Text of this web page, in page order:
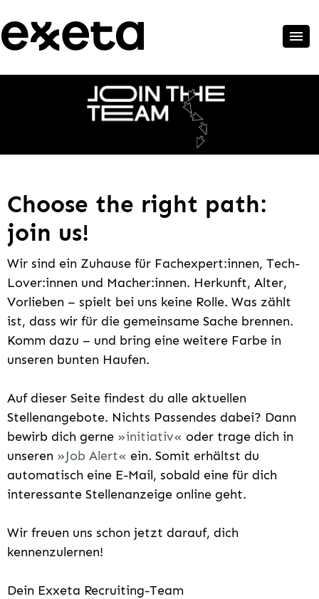
Choose the right path:
join us!
Wir sind ein Zuhause für Fachexpert:innen, Tech-
Lover:innen und Macher:innen. Herkunft, Alter,
Vorlieben – spielt bei uns keine Rolle. Was zählt
ist, dass wir für die gemeinsame Sache brennen.
Komm dazu – und bring eine weitere Farbe in
unseren bunten Haufen.
Auf dieser Seite findest du alle aktuellen
Stellenangebote. Nichts Passendes dabei? Dann
bewirb dich gerne
initiativ
oder trage dich in
unseren
Job Alert
ein. Somit erhältst du
automatisch eine E-Mail, sobald eine für dich
interessante Stellenanzeige online geht.
Wir freuen uns schon jetzt darauf, dich
kennenzulernen!
Dein Exxeta Recruiting-Team